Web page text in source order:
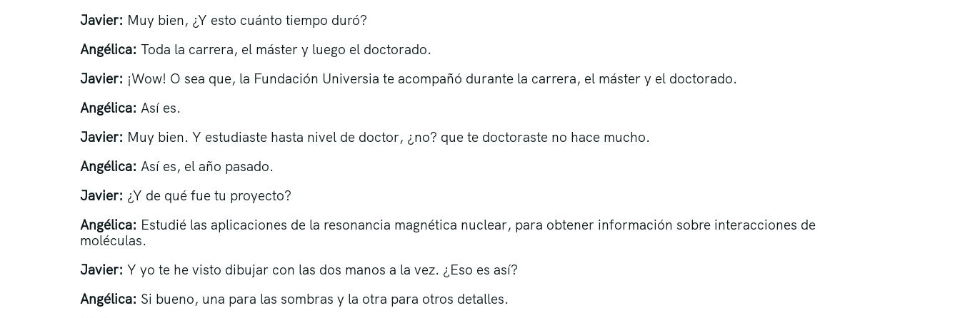
Javier: Muy bien, ¿Y esto cuánto tiempo duró?
Angélica: Toda la carrera, el máster y luego el doctorado.
Javier: ¡Wow! O sea que, la Fundación Universia te acompañó durante la carrera, el máster y el doctorado.
Angélica: Así es.
Javier: Muy bien. Y estudiaste hasta nivel de doctor, ¿no? que te doctoraste no hace mucho.
Angélica: Así es, el año pasado.
Javier: ¿Y de qué fue tu proyecto?
Angélica: Estudié las aplicaciones de la resonancia magnética nuclear, para obtener información sobre interacciones de
moléculas.
Javier: Y yo te he visto dibujar con las dos manos a la vez. ¿Eso es así?
Angélica: Si bueno, una para las sombras y la otra para otros detalles.